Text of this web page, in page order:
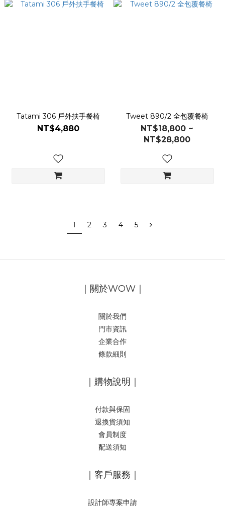
Tatami 306 戶外扶手餐椅
NT$4,880
Tweet 890/2 全包覆餐椅
NT$18,800 ~
NT$28,800
1 2 3 4 5
｜關於WOW｜
關於我們
門市資訊
企業合作
條款細則
｜購物說明｜
付款與保固
退換貨須知
會員制度
配送須知
｜客戶服務｜
設計師專案申請